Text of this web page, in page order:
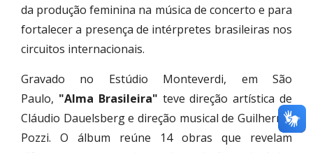
da produção feminina na música de concerto e para
fortalecer a presença de intérpretes brasileiras nos
circuitos internacionais.
Gravado no Estúdio Monteverdi, em São
Paulo, "Alma Brasileira" teve direção artística de
Cláudio Dauelsberg e direção musical de Guilherme
Pozzi. O álbum reúne 14 obras que revelam